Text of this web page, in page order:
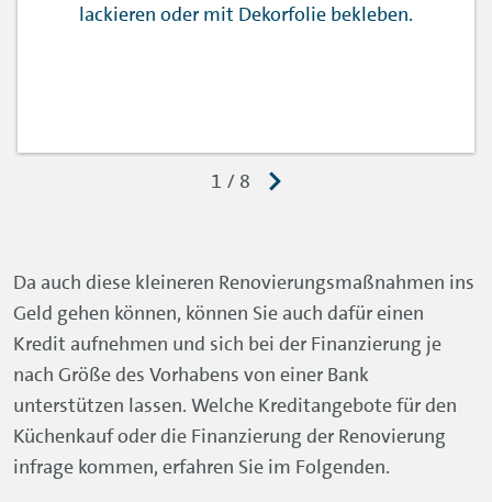
lackieren oder mit Dekorfolie bekleben.
Da auch diese kleineren Renovierungsmaßnahmen ins
Geld gehen können, können Sie auch dafür einen
Kredit aufnehmen und sich bei der Finanzierung je
nach Größe des Vorhabens von einer Bank
unterstützen lassen. Welche Kreditangebote für den
Küchenkauf oder die Finanzierung der Renovierung
infrage kommen, erfahren Sie im Folgenden.